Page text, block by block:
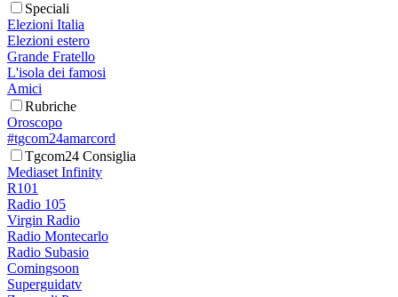
Speciali
Elezioni Italia
Elezioni estero
Grande Fratello
L'isola dei famosi
Amici
Rubriche
Oroscopo
#tgcom24amarcord
Tgcom24 Consiglia
Mediaset Infinity
R101
Radio 105
Virgin Radio
Radio Montecarlo
Radio Subasio
Comingsoon
Superguidatv